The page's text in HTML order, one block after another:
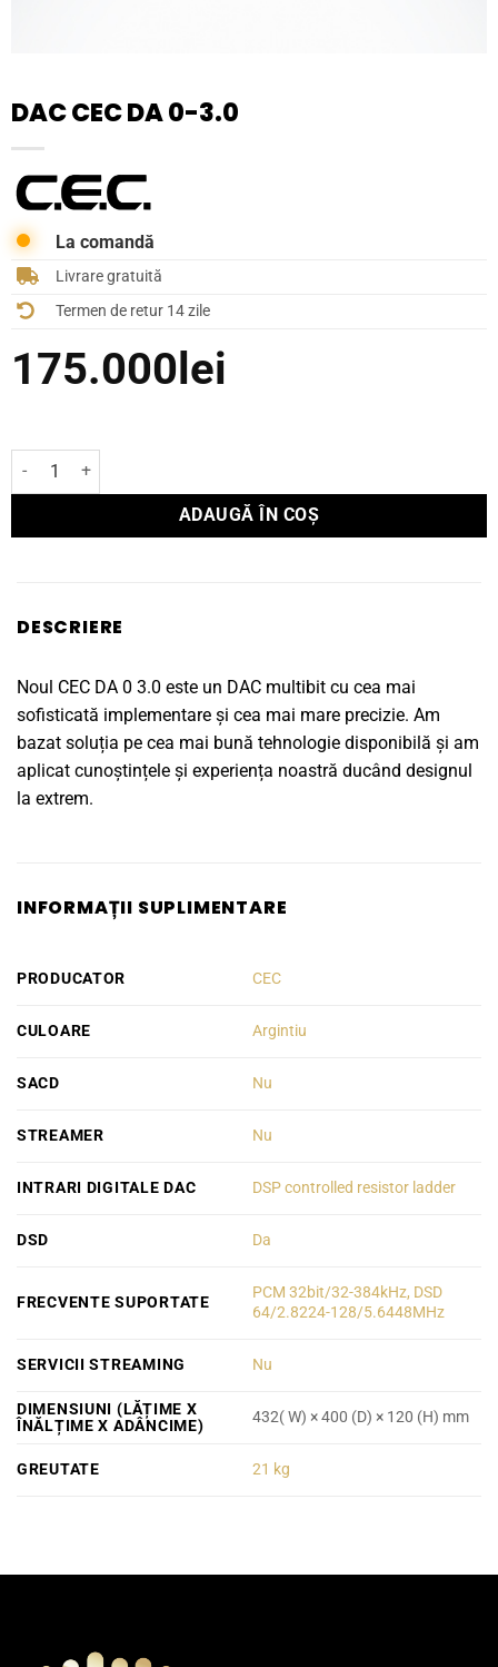
DAC CEC DA 0-3.0
La comandă
Livrare gratuită
Termen de retur 14 zile
175.000lei
Cantitate DAC CEC DA 0-3.0
ADAUGĂ ÎN COȘ
DESCRIERE
Noul CEC DA 0 3.0 este un DAC multibit cu cea mai
sofisticată implementare și cea mai mare precizie. Am
bazat soluția pe cea mai bună tehnologie disponibilă și am
aplicat cunoștințele și experiența noastră ducând designul
la extrem.
INFORMAȚII SUPLIMENTARE
PRODUCATOR CEC
CULOARE Argintiu
SACD Nu
STREAMER Nu
INTRARI DIGITALE DAC DSP controlled resistor ladder
DSD Da
FRECVENTE SUPORTATE
PCM 32bit/32-384kHz, DSD
64/2.8224-128/5.6448MHz
SERVICII STREAMING Nu
DIMENSIUNI (LĂȚIME X
ÎNĂLȚIME X ADÂNCIME)
432( W) × 400 (D) × 120 (H) mm
GREUTATE 21 kg